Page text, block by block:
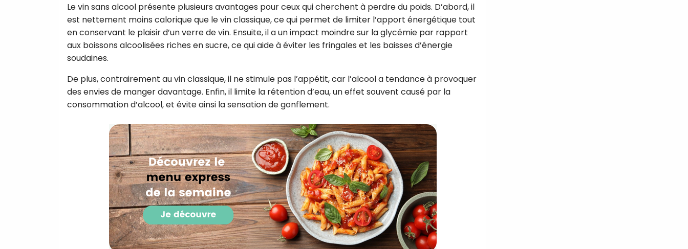
Le vin sans alcool présente plusieurs avantages pour ceux qui cherchent à perdre du poids. D’abord, il
est nettement moins calorique que le vin classique, ce qui permet de limiter l’apport énergétique tout
en conservant le plaisir d’un verre de vin. Ensuite, il a un impact moindre sur la glycémie par rapport
aux boissons alcoolisées riches en sucre, ce qui aide à éviter les fringales et les baisses d’énergie
soudaines.
De plus, contrairement au vin classique, il ne stimule pas l’appétit, car l’alcool a tendance à provoquer
des envies de manger davantage. Enfin, il limite la rétention d’eau, un effet souvent causé par la
consommation d’alcool, et évite ainsi la sensation de gonflement.